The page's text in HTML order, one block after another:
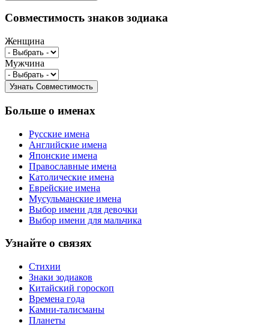
Совместимость знаков зодиака
Женщина
Мужчина
Больше о именах
Русские имена
Английские имена
Японские имена
Православные имена
Католические имена
Еврейские имена
Мусульманские имена
Выбор имени для девочки
Выбор имени для мальчика
Узнайте о связях
Стихии
Знаки зодиаков
Китайский гороскоп
Времена года
Камни-талисманы
Планеты